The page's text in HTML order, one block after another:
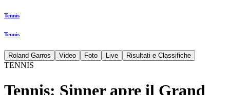
Tennis
Tennis
Roland Garros Video Foto Live Risultati e Classifiche
TENNIS
Tennis: Sinner apre il Grand